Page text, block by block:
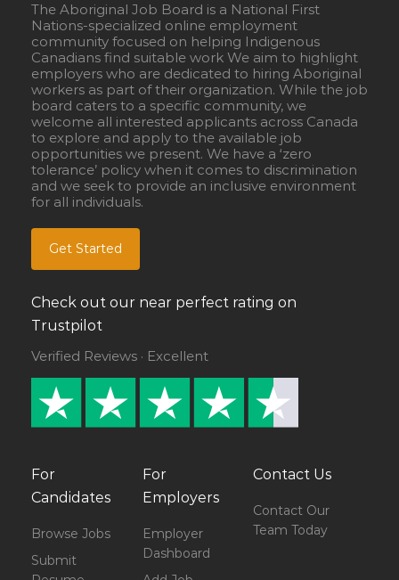
The Aboriginal Job Board is a National First
Nations-specialized online employment
community focused on helping Indigenous
Canadians find suitable work We aim to highlight
employers who are dedicated to hiring Aboriginal
workers as part of their organization. While the job
board caters to a specific community, we
welcome all interested applicants across Canada
to explore and apply to the available job
opportunities we present. We have a ‘zero
tolerance’ policy when it comes to discrimination
and we seek to provide an inclusive environment
for all individuals.
Get Started
Check out our near perfect rating on
Trustpilot
Verified Reviews · Excellent
For
Candidates
Browse Jobs
Submit
For
Employers
Employer
Dashboard
Contact Us
Contact Our
Team Today